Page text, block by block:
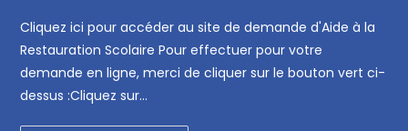
Cliquez ici pour accéder au site de demande d'Aide à la
Restauration Scolaire Pour effectuer pour votre
demande en ligne, merci de cliquer sur le bouton vert ci-
dessus :Cliquez sur…